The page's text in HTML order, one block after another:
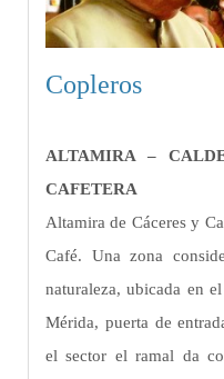
Copleros
ALTAMIRA –
CAFETERA
Altamira de Cáceres y
Café. Una zona
naturaleza, ubicada en
Mérida, puerta de
el sector el ramal da